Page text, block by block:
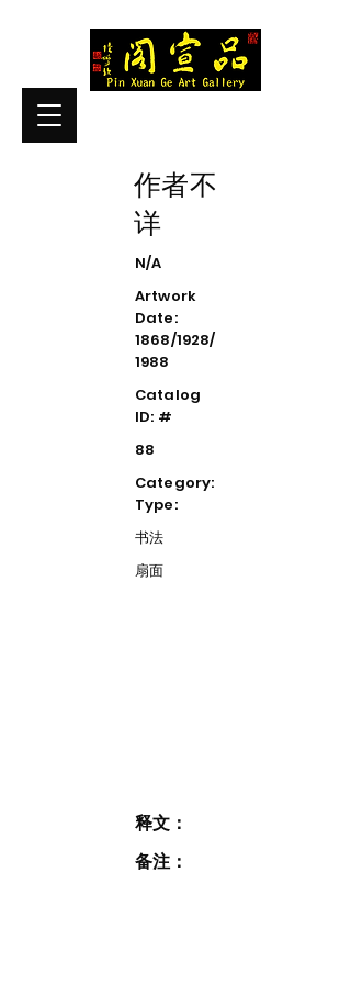
作者不
详
N/A
Artwork
Date:
1868/1928/
1988
Catalog
ID: #
88
Category:
Type:
书法
扇面
释文：
备注：